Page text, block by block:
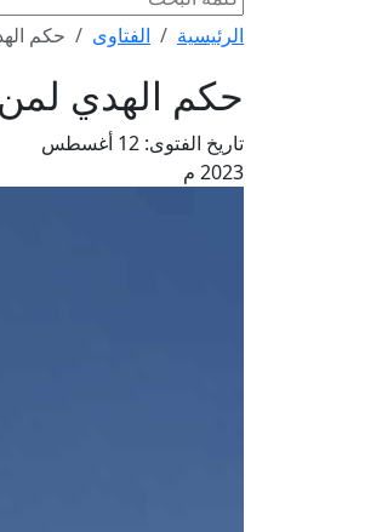
الرئيسية الفتاوى حكم
حكم الهدي لمن
تاريخ الفتوى:
12 أغسطس
2023 م